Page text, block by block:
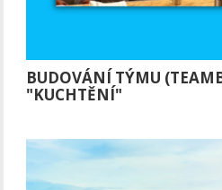
BUDOVÁNÍ TÝMU
"KUCHTĚNÍ"